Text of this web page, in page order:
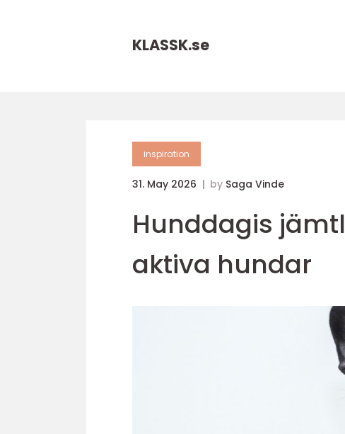
KLASSK.se
inspiration
31. May 2026 by Saga Vinde
Hunddagis
aktiva hundar